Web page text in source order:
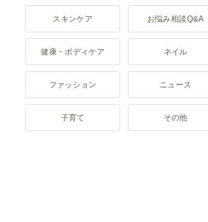
スキンケア お悩み相談Q&A
健康・ボディケア ネイル
ファッション ニュース
子育て その他